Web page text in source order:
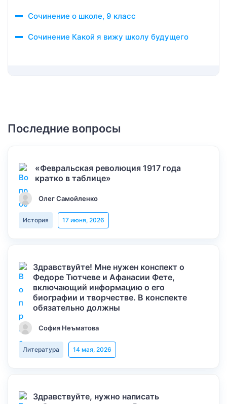
Сочинение о школе, 9 класс
Сочинение Какой я вижу школу будущего
Последние вопросы
«Февральская революция 1917 года
кратко в таблице»
Олег Самойленко
История 17 июня, 2026
Здравствуйте! Мне нужен конспект о
Федоре Тютчеве и Афанасии Фете,
включающий информацию о его
биографии и творчестве. В конспекте
обязательно должны
София Неъматова
Литература 14 мая, 2026
Здравствуйте, нужно написать